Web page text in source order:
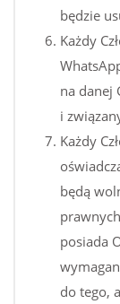
będzie
Każdy
na danej
i
Każdy
będą
posiada
do tego,